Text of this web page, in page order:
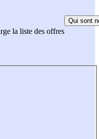
la liste des offres
Qui sont